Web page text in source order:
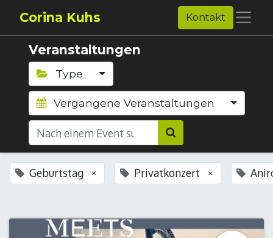
Corina Kuhs Kontakt
Veranstaltungen
Type
Vergangene Veranstaltungen
Geburtstag × Privatkonzert ×